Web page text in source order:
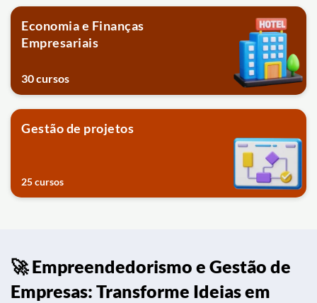
Economia e Finanças
Empresariais
30 cursos
Gestão de projetos
25 cursos
🚀 Empreendedorismo e Gestão de
Empresas: Transforme Ideias em